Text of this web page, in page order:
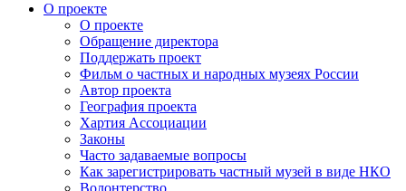
О проекте
О проекте
Обращение директора
Поддержать проект
Фильм о частных и народных музеях России
Автор проекта
География проекта
Хартия Ассоциации
Законы
Часто задаваемые вопросы
Как зарегистрировать частный музей в виде НКО
Волонтерство